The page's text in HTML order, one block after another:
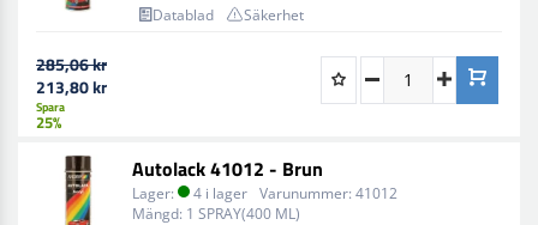
Datablad
Säkerhet
285,06 kr
213,80 kr
Spara
25%
Autolack 41012 - Brun
Lager: 4 i lager Varunummer: 41012
Mängd: 1 SPRAY(400 ML)